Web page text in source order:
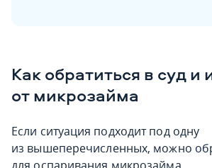
Как обратиться в суд и
от микрозайма
Если ситуация подходит под одну
из вышеперечисленных, можно